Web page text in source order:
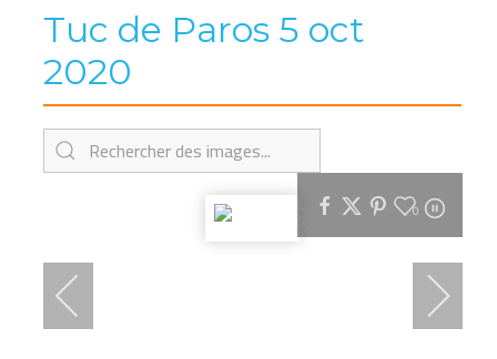
Tuc de Paros 5 oct
2020
0